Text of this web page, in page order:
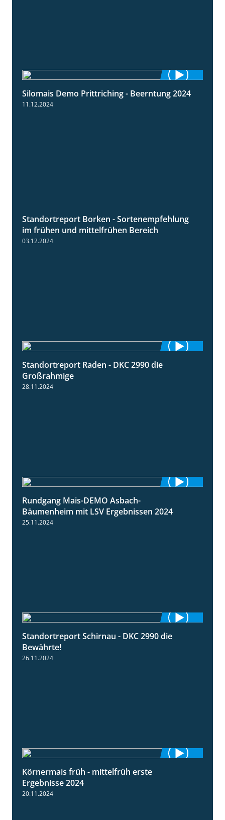
12:28
Silomais Demo Prittriching - Beerntung 2024
11.12.2024
7:53
Standortreport Borken - Sortenempfehlung
im frühen und mittelfrühen Bereich
03.12.2024
Standortreport Raden - DKC 2990 die
Großrahmige
28.11.2024
Rundgang Mais-DEMO Asbach-
Bäumenheim mit LSV Ergebnissen 2024
25.11.2024
2:14
Standortreport Schirnau - DKC 2990 die
Bewährte!
26.11.2024
Körnermais früh - mittelfrüh erste
Ergebnisse 2024
20.11.2024